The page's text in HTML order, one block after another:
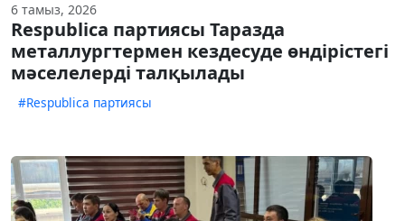
6 тамыз, 2026
Respublica партиясы Таразда
металлургтермен кездесуде өндірістегі
мәселелерді талқылады
#Respublica партиясы